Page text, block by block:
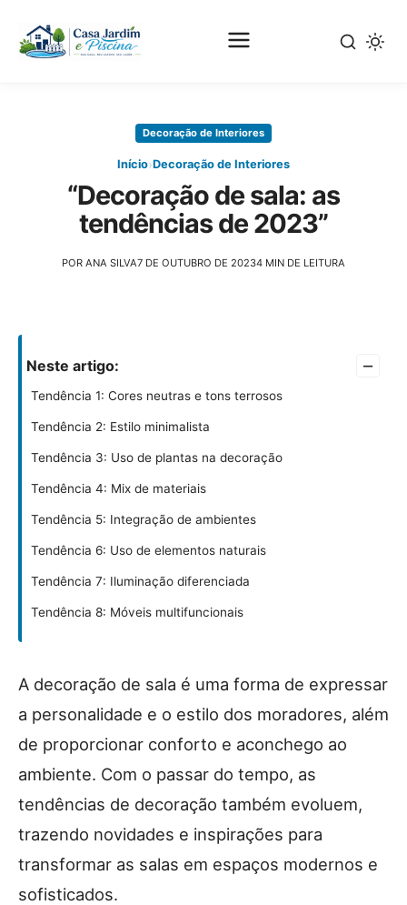
Decoração de Interiores
Início›Decoração de Interiores
“Decoração de sala: as
tendências de 2023”
POR ANA SILVA7 DE OUTUBRO DE 20234 MIN DE LEITURA
Neste artigo: –
Tendência 1: Cores neutras e tons terrosos
Tendência 2: Estilo minimalista
Tendência 3: Uso de plantas na decoração
Tendência 4: Mix de materiais
Tendência 5: Integração de ambientes
Tendência 6: Uso de elementos naturais
Tendência 7: Iluminação diferenciada
Tendência 8: Móveis multifuncionais
A decoração de sala é uma forma de expressar
a personalidade e o estilo dos moradores, além
de proporcionar conforto e aconchego ao
ambiente. Com o passar do tempo, as
tendências de decoração também evoluem,
trazendo novidades e inspirações para
transformar as salas em espaços modernos e
sofisticados.